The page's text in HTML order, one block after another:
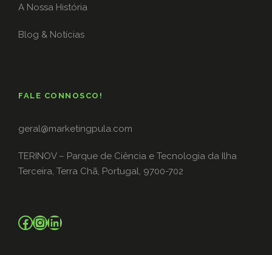
A Nossa História
Blog & Notícias
FALE CONNOSCO!
geral@marketingpula.com
TERINOV – Parque de Ciência e Tecnologia da Ilha
Terceira, Terra Chã, Portugal, 9700-702
Facebook InstagramLinkedIn